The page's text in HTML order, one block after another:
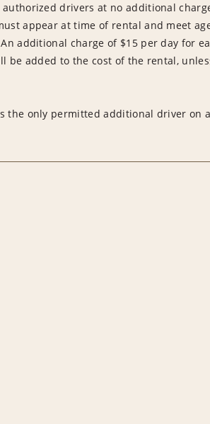
drivers at no additional
appear at time of rental and meet
additional charge of $15 per day for
be added to the cost of the rental,
the only permitted additional driver on